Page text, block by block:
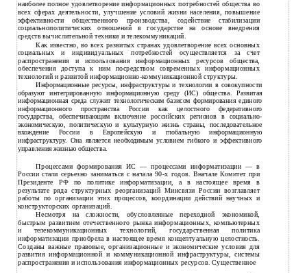
наиболее полное удовлетворение информационных потребностей общества во
всех сферах деятельности, улучшение условий жизни населения, повышение
эффективности общественного производства, содействие стабилизации
социальнополитических отношений в государстве на основе внедрения
средств вычислительной техники и телекоммуникаций.
Как известно, во всех развитых странах удовлетворение всех основных
социальных и индивидуальных потребностей осуществляется за счет
распространения и использования информационных ресурсов общества,
обеспечения доступа к ним посредством современных информационных
технологий и развитой информационно-коммуникационной структуры.
Информационные ресурсы, инфраструктуры и технологии в совокупности
образуют интегрированную информационную среду (ИС) общества. Развитая
информационная среда служит технологическим базисом формирования единого
информационного пространства России как целостного федеративного
государства, обеспечивающим включение российских регионов в социально-
экономическую, политическую и культурную жизнь страны, последовательное
вхождение России в Европейскую и глобальную информационную
инфраструктуру. Она является необходимым условием гибкого и эффективного
управления жизнью общества.
Процессами формирования ИС — процессами информатизации — в
России стали серьезно заниматься с начала 90-х годов. Вначале Комитет при
Президенте РФ по политике информатизации, а в настоящее время в
результате ряда структурных реорганизаций Минсвязи России возглавляет
работы по организации этих процессов, координации действий научных и
конструкторских организаций.
Несмотря на сложности, обусловленные переходной экономикой,
быстрым развитием отечественного рынка информационных, компьютерных
и телекоммуникационных технологий, государственная политика
информатизации приобрела в настоящее время концептуальную целостность.
Созданы важные правовые, организационные и экономические условия для
развития информационной и коммуникационной инфраструктуры, системы
распространения и использования информационных ресурсов. Существенное